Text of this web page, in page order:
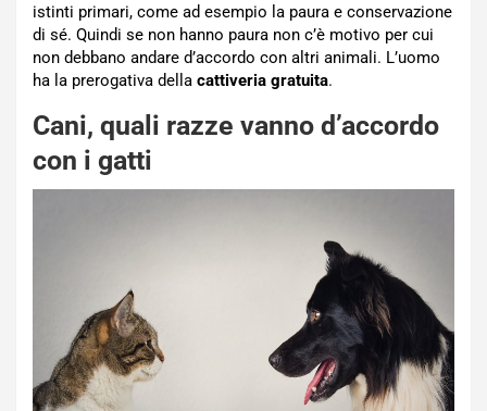
istinti primari, come ad esempio la paura e conservazione
di sé. Quindi se non hanno paura non c’è motivo per cui
non debbano andare d’accordo con altri animali. L’uomo
ha la prerogativa della cattiveria gratuita.
Cani, quali razze vanno d’accordo
con i gatti